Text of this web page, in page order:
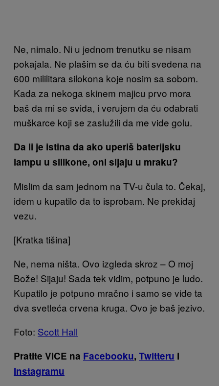
Ne, nimalo. Ni u jednom trenutku se nisam
pokajala. Ne plašim se da ću biti svedena na
600 mililitara silokona koje nosim sa sobom.
Kada za nekoga skinem majicu prvo mora
baš da mi se sviđa, i verujem da ću odabrati
muškarce koji se zaslužili da me vide golu.
Da li je istina da ako uperiš baterijsku
lampu u silikone, oni sijaju u mraku?
Mislim da sam jednom na TV-u čula to. Čekaj,
idem u kupatilo da to isprobam. Ne prekidaj
vezu.
[Kratka tišina]
Ne, nema ništa. Ovo izgleda skroz – O moj
Bože! Sijaju! Sada tek vidim, potpuno je ludo.
Kupatilo je potpuno mračno i samo se vide ta
dva svetleća crvena kruga. Ovo je baš jezivo.
Foto: Scott Hall
Pratite VICE na Facebooku, Twitteru i
Instagramu